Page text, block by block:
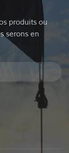
produits ou
serons en